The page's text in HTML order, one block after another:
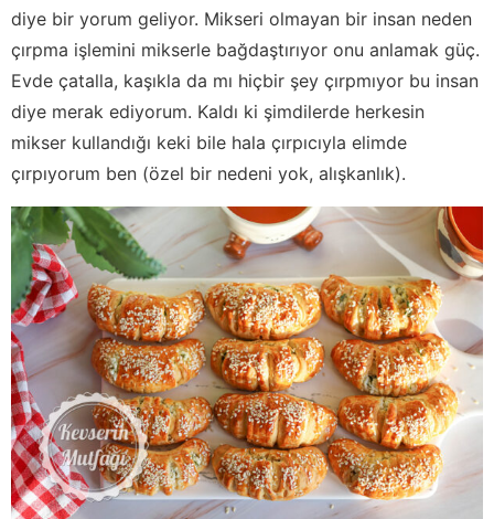
diye bir yorum geliyor. Mikseri olmayan bir insan neden
çırpma işlemini mikserle bağdaştırıyor onu anlamak güç.
Evde çatalla, kaşıkla da mı hiçbir şey çırpmıyor bu insan
diye merak ediyorum. Kaldı ki şimdilerde herkesin
mikser kullandığı keki bile hala çırpıcıyla elimde
çırpıyorum ben (özel bir nedeni yok, alışkanlık).